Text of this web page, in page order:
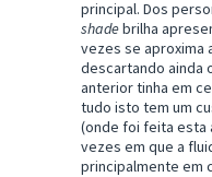
principal. Dos
shadebrilha
vezes se aproxima
descartando ainda
anterior tinha em
tudo isto tem um
(onde foi feita esta
vezes em que a
principalmente em